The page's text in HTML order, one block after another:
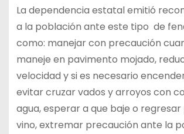
La dependencia estatal emitió
a la población ante este tipo de
como: manejar con precaución
maneje en pavimento mojado,
velocidad y si es necesario
evitar cruzar vados y arroyos con
agua, esperar a que baje o regresar
vino, extremar precaución ante la